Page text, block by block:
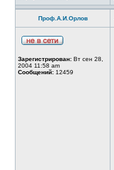
Проф.А.И.Орлов
Зарегистрирован: Вт сен 28,
2004 11:58 am
Сообщений: 12459